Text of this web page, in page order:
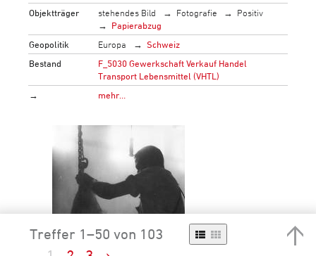
Objektträger
stehendes Bild Fotografie
Positiv
Papierabzug
Geopolitik
Europa
Schweiz
Bestand
F_5030 Gewerkschaft Verkauf Handel
Transport Lebensmittel (VHTL)
→
mehr…
Treffer 1–50 von 103